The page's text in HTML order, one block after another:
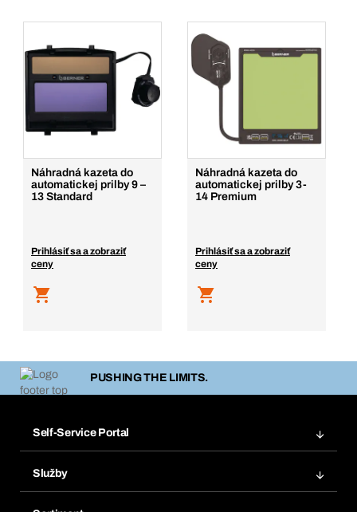
Náhradná kazeta do
automatickej prilby 9 –
13 Standard
Prihlásiť sa a zobraziť
ceny
Náhradná kazeta do
automatickej prilby 3-
14 Premium
Prihlásiť sa a zobraziť
ceny
PUSHING THE LIMITS.
Self-Service Portal
Obľúbené
Služby